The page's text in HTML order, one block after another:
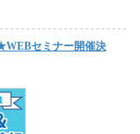
セミナー開催決